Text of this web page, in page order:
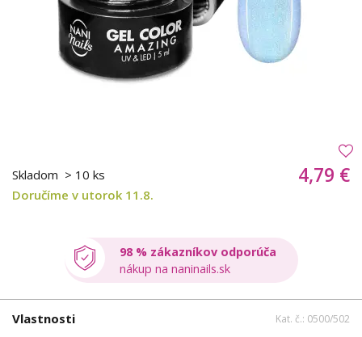
Skladom > 10 ks
Doručíme v utorok 11.8.
4,79 €
98 % zákazníkov odporúča
nákup na naninails.sk
Vlastnosti Kat. č.: 0500/502